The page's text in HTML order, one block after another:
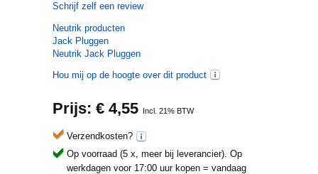
Schrijf zelf een review
Neutrik producten
Jack Pluggen
Neutrik Jack Pluggen
Hou mij op de hoogte over dit product
Prijs: € 4,55 Incl. 21% BTW
Verzendkosten?
Op voorraad (5 x, meer bij leverancier). Op
werkdagen voor 17:00 uur kopen = vandaag